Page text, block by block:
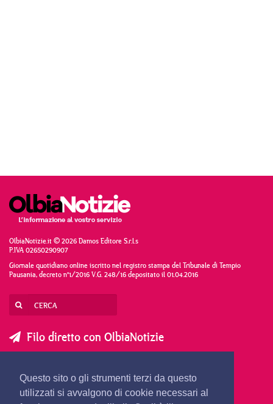
Questo sito o gli strumenti terzi da questo
utilizzati si avvalgono di cookie necessari al
OlbiaNotizie.it © 2026 Damos Editore S.r.l.s
P.IVA 02650290907
Giornale quotidiano online iscritto nel registro stampa del Tribunale di Tempio
Pausania, decreto n°1/2016 V.G. 248/16 depositato il 01.04.2016
Filo diretto con OlbiaNotizie
SEGNALA UNA NOTIZIA
SEGNALA UN EVENTO